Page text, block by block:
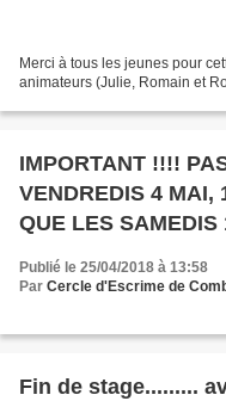
Merci à tous les jeunes pour
animateurs (Julie, Romain et
IMPORTANT !!!!
VENDREDIS 4 MAI,
QUE LES SAMEDIS
CAUSE DE
Publié le 25/04/2018 à 13:58
Par Cercle d'Escrime de
Fin de stage.........